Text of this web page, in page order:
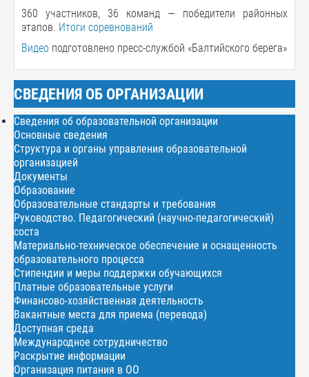
360 участников, 36 команд — победители районных
этапов. Итоги соревнований
Видео подготовлено пресс-службой «Балтийского берега»
СВЕДЕНИЯ ОБ ОРГАНИЗАЦИИ
Сведения об образовательной организации
Основные сведения
Структура и органы управления образовательной
организацией
Документы
Образование
Образовательные стандарты и требования
Руководство. Педагогический (научно-педагогический)
соста
Материально-техническое обеспечение и оснащенность
образовательного процесса
Стипендии и меры поддержки обучающихся
Платные образовательные услуги
Финансово-хозяйственная деятельность
Вакантные места для приема (перевода)
Доступная среда
Международное сотрудничество
Раскрытие информации
Организация питания в ОО